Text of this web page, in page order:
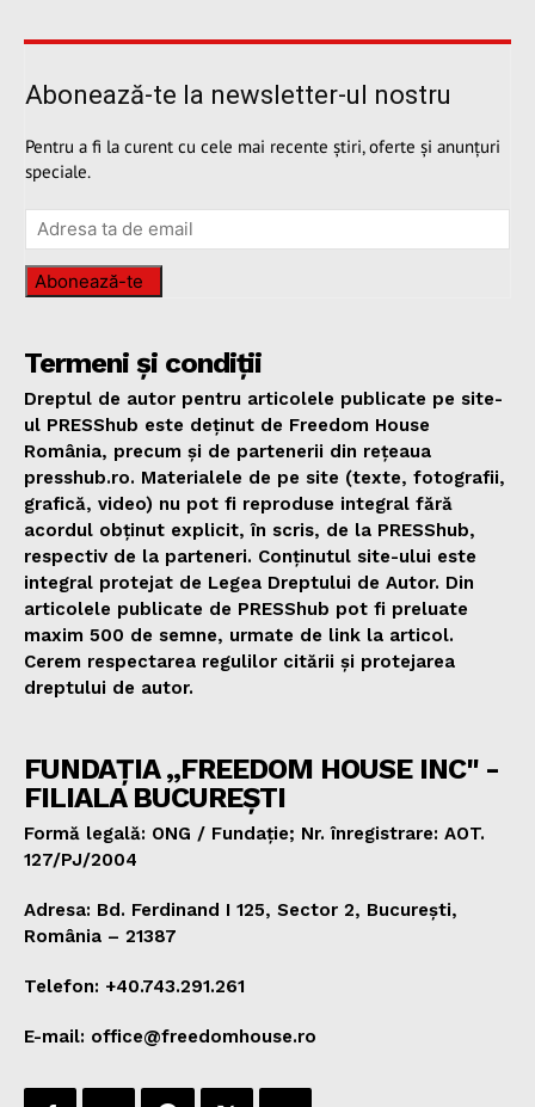
Abonează-te la newsletter-ul nostru
Pentru a fi la curent cu cele mai recente știri, oferte și anunțuri
speciale.
Abonează-te
Termeni și condiții
Dreptul de autor pentru articolele publicate pe site-
ul PRESShub este deținut de Freedom House
România, precum și de partenerii din rețeaua
presshub.ro. Materialele de pe site (texte, fotografii,
grafică, video) nu pot fi reproduse integral fără
acordul obținut explicit, în scris, de la PRESShub,
respectiv de la parteneri. Conținutul site-ului este
integral protejat de Legea Dreptului de Autor. Din
articolele publicate de PRESShub pot fi preluate
maxim 500 de semne, urmate de link la articol.
Cerem respectarea regulilor citării și protejarea
dreptului de autor.
FUNDAȚIA „FREEDOM HOUSE INC" -
FILIALA BUCUREȘTI
Formă legală: ONG / Fundație; Nr. înregistrare: AOT.
127/PJ/2004
Adresa: Bd. Ferdinand I 125, Sector 2, București,
România – 21387
Telefon: +40.743.291.261
E-mail: office@freedomhouse.ro